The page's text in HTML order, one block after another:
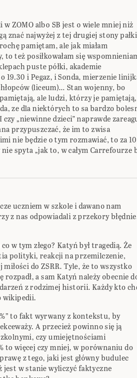
ZOMO albo SB jest o wiele mniej niż
znać najwyżej z tej drugiej stony
pamiętam, ale jak miałam
to też posiłkowałam się
puste półki, akademie
i Pegaz, i Sonda, mierzenie
(liceum)… Stan wojenny, bo
ale ludzi, którzy je pamiętają,
ze dla niektórych to sa bardzo
„niewinne dzieci” naprawde
przypuszczać, że im to zwisa
nie będzie o tym rozmawiać, to za 10
spyta „jak to, w całym Carrefourze
uczniem w szkole i dawano nam
z nas odpowiadali z przekory
w tym złego? Katyń był tragedią. Że
polityki, reakcji na przemilczenie,
do ZSRR. Tyle, że to wszystko
rozpadł, a sam Katyń należy obecnie
z rodzimej historii. Każdy kto
wikipedii.
to fakt wyrwany z kontekstu, by
A przecież powinno się ją
czy umiejętnościami
to więcej czy mniej, w porównaniu do
z tego, jaki jest główny budulec
jest w stanie wyliczyć faktyczne